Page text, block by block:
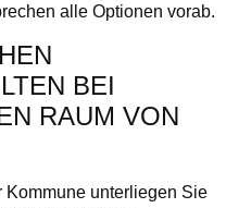
alle Optionen vorab.
BEI
RAUM VON
Kommune unterliegen Sie